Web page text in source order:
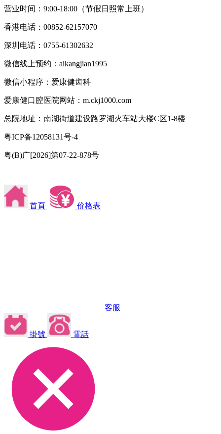
营业时间：9:00-18:00（节假日照常上班）
香港电话：00852-62157070
深圳电话：0755-61302632
微信线上预约：aikangjian1995
微信小程序：爱康健齿科
爱康健口腔医院网站：m.ckj1000.com
总院地址：南湖街道建设路罗湖火车站大楼C区1-8楼
粤ICP备12058131号-4
粤(B)广[2026]第07-22-878号
首頁 价格表
客服
掛號 電話